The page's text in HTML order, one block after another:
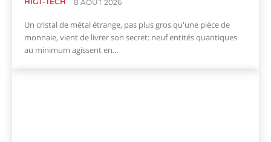
8 AOÛT 2026
Un cristal de métal étrange, pas plus gros qu'une pièce de
monnaie, vient de livrer son secret: neuf entités quantiques
au minimum agissent en...